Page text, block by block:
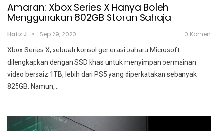
Amaran: Xbox Series X Hanya Boleh
Menggunakan 802GB Storan Sahaja
Hafiz J Sep 29, 2020 0 Komen
Xbox Series X, sebuah konsol generasi baharu Microsoft
dilengkapkan dengan SSD khas untuk menyimpan permainan
video bersaiz 1TB, lebih dari PS5 yang diperkatakan sebanyak
825GB. Namun,